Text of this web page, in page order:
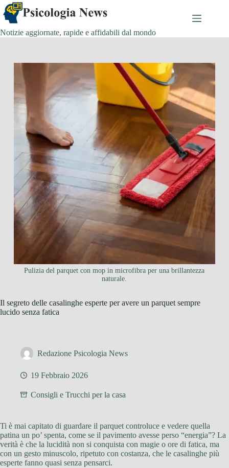
Salta
al
contenuto
Notizie aggiornate, rapide e affidabili dal mondo
Pulizia del parquet con mop in microfibra per una brillantezza
naturale.
Il segreto delle casalinghe esperte per avere un parquet sempre
lucido senza fatica
Redazione Psicologia News
19 Febbraio 2026
Consigli e Trucchi per la casa
Ti è mai capitato di guardare il parquet controluce e vedere quella
patina un po’ spenta, come se il pavimento avesse perso “energia”? La
verità è che la lucidità non si conquista con magie o ore di fatica, ma
con un gesto minuscolo, ripetuto con costanza, che le casalinghe più
esperte fanno quasi senza pensarci.